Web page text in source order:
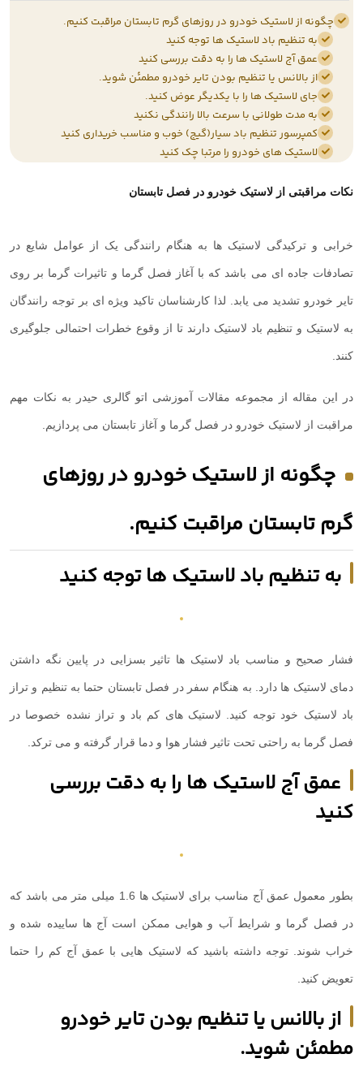
چگونه از لاستیک خودرو در روزهای گرم تابستان مراقبت کنیم.
به تنظیم باد لاستیک ها توجه کنید
عمق آج لاستیک ها را به دقت بررسی کنید
از بالانس یا تنظیم بودن تایر خودرو مطمئن شوید.
جای لاستیک ها را با یکدیگر عوض کنید.
به مدت طولانی با سرعت بالا رانندگی نکنید
کمپرسور تنظیم باد سیار(گیج) خوب و مناسب خریداری کنید
لاستیک های خودرو را مرتبا چک کنید
نکات مراقبتی از لاستیک خودرو در فصل تابستان
خرابی و ترکیدگی لاستیک ها به هنگام رانندگی یک از عوامل شایع در
تصادفات جاده ای می باشد که با آغاز فصل گرما و تاثیرات گرما بر روی
تایر خودرو تشدید می یابد. لذا کارشناسان تاکید ویژه ای بر توجه رانندگان
به لاستیک و تنظیم باد لاستیک دارند تا از وقوع خطرات احتمالی جلوگیری
کنند.
در این مقاله از مجموعه مقالات آموزشی اتو گالری حیدر به نکات مهم
مراقبت از لاستیک خودرو در فصل گرما و آغاز تابستان می پردازیم.
چگونه از لاستیک خودرو در روزهای
گرم تابستان مراقبت کنیم.
به تنظیم باد لاستیک ها توجه کنید
فشار صحیح و مناسب باد لاستیک ها تاثیر بسزایی در پایین نگه داشتن
دمای لاستیک ها دارد. به هنگام سفر در فصل تابستان حتما به تنظیم و تراز
باد لاستیک خود توجه کنید. لاستیک های کم باد و تراز نشده خصوصا در
فصل گرما به راحتی تحت تاثیر فشار هوا و دما قرار گرفته و می ترکد.
عمق آج لاستیک ها را به دقت بررسی
کنید
بطور معمول عمق آج مناسب برای لاستیک ها 1.6 میلی متر می باشد که
در فصل گرما و شرایط آب و هوایی ممکن است آج ها ساییده شده و
خراب شوند. توجه داشته باشید که لاستیک هایی با عمق آج کم را حتما
تعویض کنید.
از بالانس یا تنظیم بودن تایر خودرو
مطمئن شوید.